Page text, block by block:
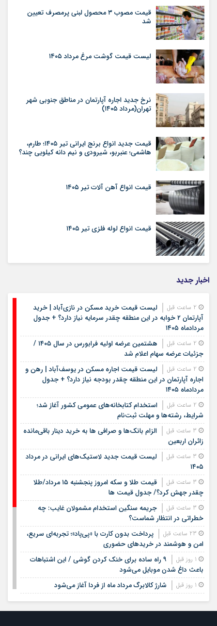
قیمت مصوب ۳ محصول لبنی پرمصرف تعیین
شد
لیست قیمت گوشت مرغ مرداد ۱۴۰۵
نرخ جدید اجاره آپارتمان در مناطق جنوبی شهر
تهران(مرداد ۱۴۰۵)
قیمت جدید انواع برنج ایرانی تیر ۱۴۰۵؛ طارم،
هاشمی؛ عنبربو، شیرودی و نیم دانه کیلویی چند؟
قیمت انواع آهن آلات تیر ۱۴۰۵
قیمت انواع لوله فلزی تیر ۱۴۰۵
اخبار جدید
لیست قیمت خرید مسکن در نازی‌آباد | خرید
آپارتمان ۲ خوابه در این منطقه چقدر سرمایه نیاز دارد؟ + جدول
مردادماه ۱۴۰۵
هشتمین عرضه اولیه فرابورس در سال ۱۴۰۵ /
جزئیات عرضه سهام اعلام شد
لیست قیمت اجاره مسکن در یوسف‌آباد | رهن و
اجاره آپارتمان در این منطقه چقدر بودجه نیاز دارد؟ + جدول
مردادماه ۱۴۰۵
استخدام کتابخانه‌های عمومی کشور آغاز شد؛
شرایط، رشته‌ها و مهلت ثبت‌نام
الزام بانک‌ها و صرافی ها به خرید دینار باقی‌مانده
زائران اربعین
لیست قیمت جدید لاستیک‌های ایرانی در مرداد
۱۴۰۵
قیمت طلا و سکه امروز پنجشنبه ۱۵ مرداد/طلا
چقدر جهش کرد؟/ جدول قیمت ها
جریمه سنگین استخدام مشمولان غایب: چه
خطراتی در انتظار شماست؟
پرداخت بدون کارت با «پی‌پاد»؛ تجربه‌ای سریع،
امن و هوشمند در خریدهای حضوری
۹ راه ساده برای خنک کردن گوشی / این اشتباهات
باعث داغ شدن موبایل می‌شود
شارژ کالابرگ مرداد ماه از فردا آغاز می‌شود
1 روز قبل
لیست قیمت اجاره مسکن در شهرک غرب |
اجاره‌نشینی در این منطقه چقدر هزینه دارد؟ + جدول مردادماه